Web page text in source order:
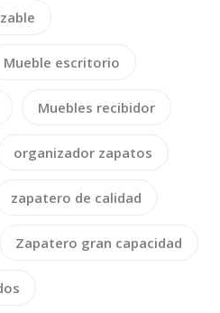
Mueble escritorio
Muebles recibidor
organizador zapatos
zapatero de calidad
Zapatero gran capacidad